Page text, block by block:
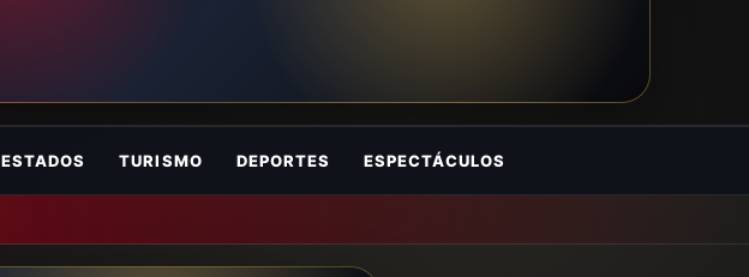
ESTADOS TURISMO DEPORTES ESPECTÁCULOS